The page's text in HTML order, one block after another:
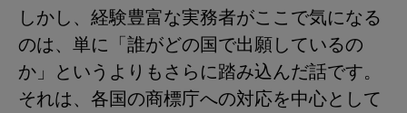
しかし、経験豊富な実務者がここで気になる
のは、単に「誰がどの国で出願しているの
か」というよりもさらに踏み込んだ話です。
それは、各国の商標庁への対応を中心として